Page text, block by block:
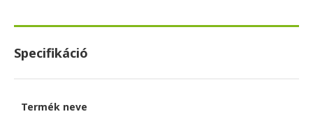
Specifikáció
Termék neve